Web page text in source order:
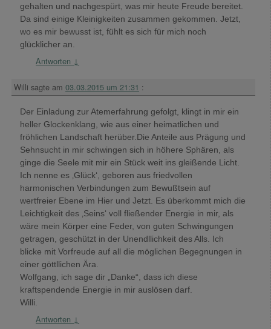
gehalten und nachgespürt, was mir heute Freude bereitet.
Da sind einige Kleinigkeiten zusammen gekommen. Jetzt,
wo es mir bewusst ist, fühlt es sich für mich noch
glücklicher an.
Antworten ↓
Willi sagte am 03.03.2015 um 21:31 :
Der Einladung zur Atemerfahrung gefolgt, klingt in mir ein
heller Glockenklang, wie aus einer heimatlichen und
fröhlichen Landschaft herüber.Die Anteile aus Prägung und
Sehnsucht in mir schwingen sich in höhere Sphären, als
ginge die Seele mit mir ein Stück weit ins gleißende Licht.
Ich nenne es ‚Glück‘, geboren aus friedvollen
harmonischen Verbindungen zum Bewußtsein auf
wertfreier Ebene im Hier und Jetzt. Es überkommt mich die
Leichtigkeit des ‚Seins‘ voll fließender Energie in mir, als
wäre mein Körper eine Feder, von guten Schwingungen
getragen, geschützt in der Unendllichkeit des Alls. Ich
blicke mit Vorfreude auf all die möglichen Begegnungen in
einer göttllichen Ära.
Wolfgang, ich sage dir „Danke“, dass ich diese
kraftspendende Energie in mir auslösen darf.
Willi.
Antworten ↓